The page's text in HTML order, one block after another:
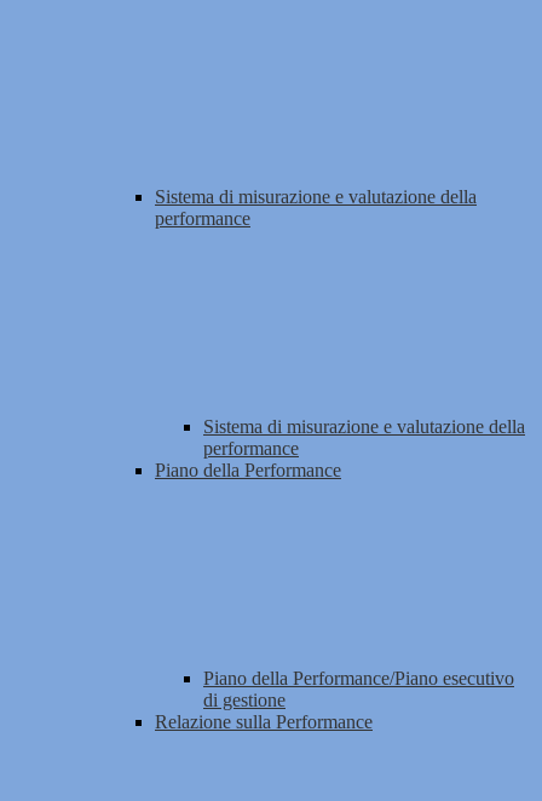
Sistema di misurazione e valutazione della
performance
Sistema di misurazione e valutazione della
performance
Piano della Performance
Piano della Performance/Piano esecutivo
di gestione
Relazione sulla Performance